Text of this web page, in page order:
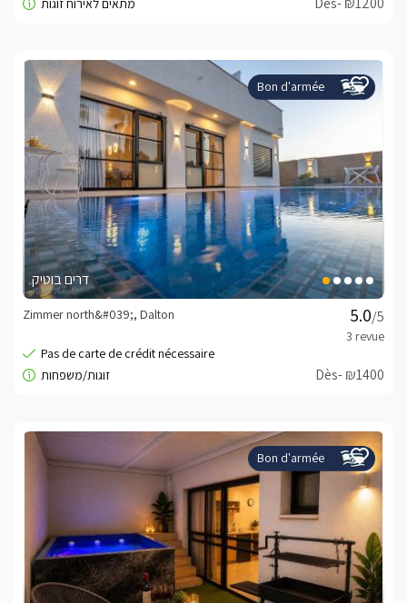
Bon d'armée
דרים בוטיק
/5
Zimmer north&#039;, Dalton
Dès- ₪1400
Bon d'armée